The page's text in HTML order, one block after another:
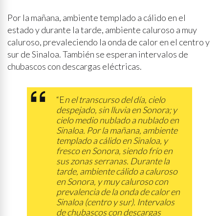
Por la mañana, ambiente templado a cálido en el
estado y durante la tarde, ambiente caluroso a muy
caluroso, prevaleciendo la onda de calor en el centro y
sur de Sinaloa. También se esperan intervalos de
chubascos con descargas eléctricas.
“En el transcurso del día, cielo
despejado, sin lluvia en Sonora; y
cielo medio nublado a nublado en
Sinaloa. Por la mañana, ambiente
templado a cálido en Sinaloa, y
fresco en Sonora, siendo frío en
sus zonas serranas. Durante la
tarde, ambiente cálido a caluroso
en Sonora, y muy caluroso con
prevalencia de la onda de calor en
Sinaloa (centro y sur). Intervalos
de chubascos con descargas